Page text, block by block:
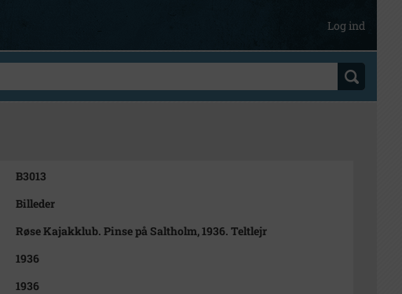
Log ind
B3013
Billeder
Røse Kajakklub. Pinse på Saltholm, 1936. Teltlejr
1936
1936